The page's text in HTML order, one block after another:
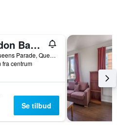
London Backpackers Youth Hostel 18 - 35 Years Old Only
8-10 Queens Parade, Queens Rd, London, Storbritannien
fra centrum
Se tilbud